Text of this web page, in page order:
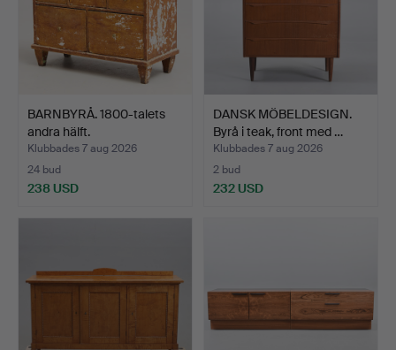
BARNBYRÅ. 1800-talets
andra hälft.
Klubbades 7 aug 2026
24 bud
238 USD
DANSK MÖBELDESIGN.
Byrå i teak, front med …
Klubbades 7 aug 2026
2 bud
232 USD